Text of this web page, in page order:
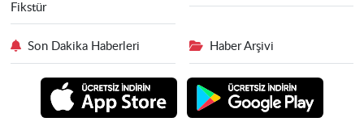
Fikstür
Son Dakika Haberleri Haber Arşivi